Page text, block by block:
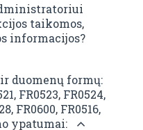
taikomos,
informacijos?
duomenų formų:
FR0523, FR0524,
FR0600, FR0516,
ypatumai: